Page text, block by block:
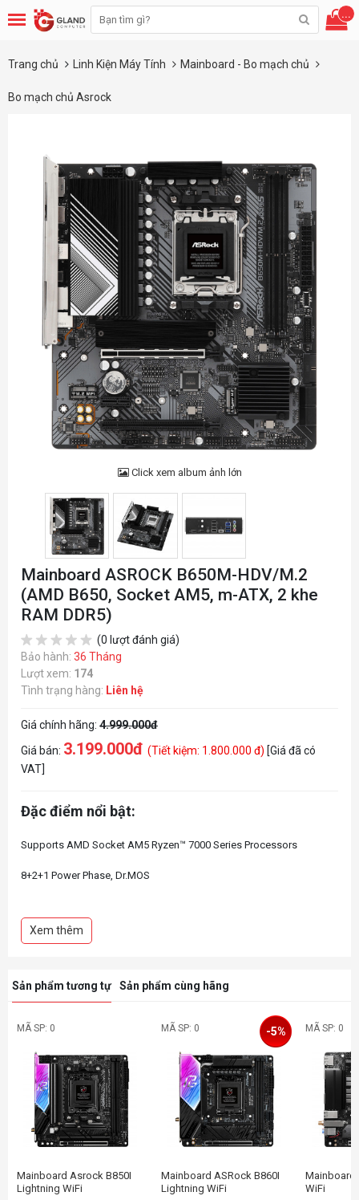
...
Trang chủ Linh Kiện Máy Tính Mainboard - Bo mạch chủ
Bo mạch chủ Asrock
Click xem album ảnh lớn
Mainboard ASROCK B650M-HDV/M.2
(AMD B650, Socket AM5, m-ATX, 2 khe
RAM DDR5)
(0 lượt đánh giá)
Bảo hành: 36 Tháng
Lượt xem: 174
Tình trạng hàng: Liên hệ
Giá chính hãng: 4.999.000đ
Giá bán: 3.199.000đ (Tiết kiệm: 1.800.000 đ) [Giá đã có
VAT]
Đặc điểm nổi bật:
Supports AMD Socket AM5 Ryzen™ 7000 Series Processors
8+2+1 Power Phase, Dr.MOS
2 PCIe 4.0 x16, 1 PCIe 4.0 x1, 1 M.2 Key E for WiFi
Realtek ALC897 7.1 CH HD Audio Codec, Nahimic Audio
4 SATA3, 1 Blazing M.2 (PCIe Gen5x4),
1 Hyper M.2 (PCIe Gen4x4)
1 USB 3.2 Gen2 Front Type-C,
7 USB 3.2 Gen1 (2 Rear, 1 Rear Type-C, 4 Front)
Dragon 2.5G LAN
Supports ASRock Auto Driver Installer, BIOS Flashback
Xem thêm
Sản phẩm tương tự Sản phẩm cùng hãng
MÃ SP: 0
Mainboard Asrock B850I
Lightning WiFi
MÃ SP: 0
Mainboard ASRock B860I
Lightning WiFi
-5% MÃ SP: 0
Mainboard
WiFi